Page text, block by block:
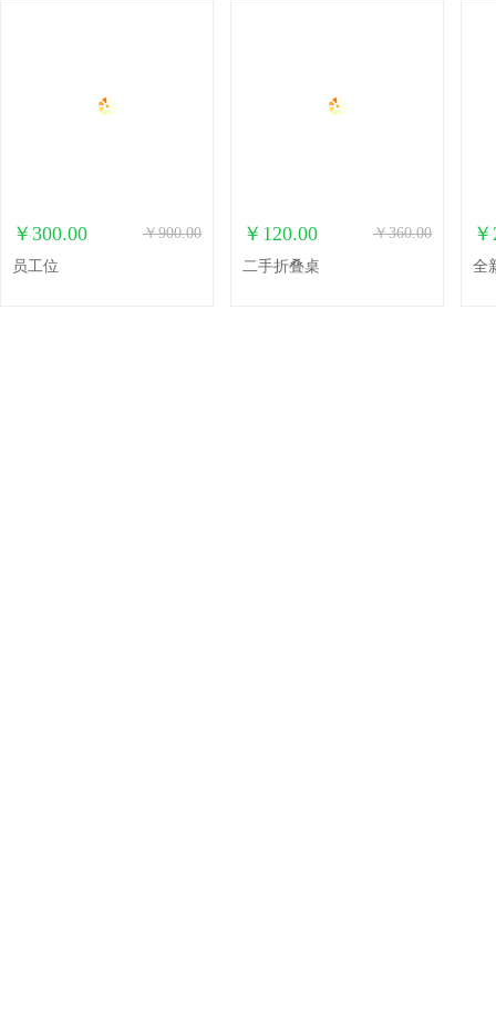
￥300.00
￥900.00
员工位
￥120.00
￥360.00
二手折叠桌
全